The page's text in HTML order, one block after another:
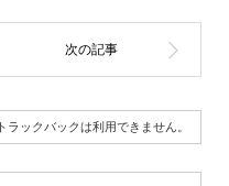
トラックバックは利用できません。